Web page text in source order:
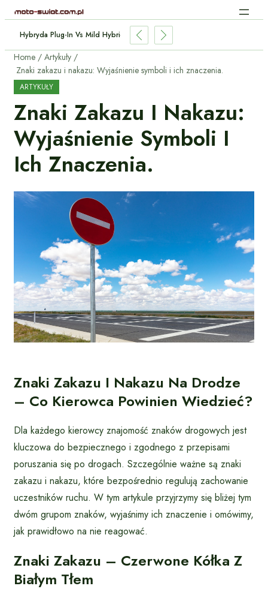
Aut Elektrycznych: Jak Działa Bez Kabli?
Home
Artykuły
Znaki zakazu i nakazu: Wyjaśnienie symboli i ich znaczenia.
ARTYKUŁY
Znaki Zakazu I Nakazu:
Wyjaśnienie Symboli I
Ich Znaczenia.
Znaki Zakazu I Nakazu Na Drodze
– Co Kierowca Powinien Wiedzieć?
Dla każdego kierowcy znajomość znaków drogowych jest
kluczowa do bezpiecznego i zgodnego z przepisami
poruszania się po drogach. Szczególnie ważne są znaki
zakazu i nakazu, które bezpośrednio regulują zachowanie
uczestników ruchu. W tym artykule przyjrzymy się bliżej tym
dwóm grupom znaków, wyjaśnimy ich znaczenie i omówimy,
jak prawidłowo na nie reagować.
Znaki Zakazu – Czerwone Kółka Z
Białym Tłem